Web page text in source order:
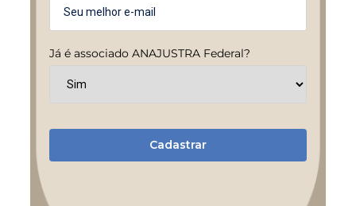
Já é associado ANAJUSTRA Federal?
Cadastrar